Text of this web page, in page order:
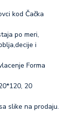
kod Čačka
po meri,
i
Forma
20
slike na prodaju.